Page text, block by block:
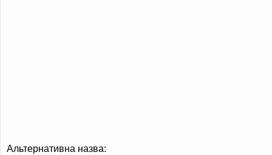
Альтернативна назва: